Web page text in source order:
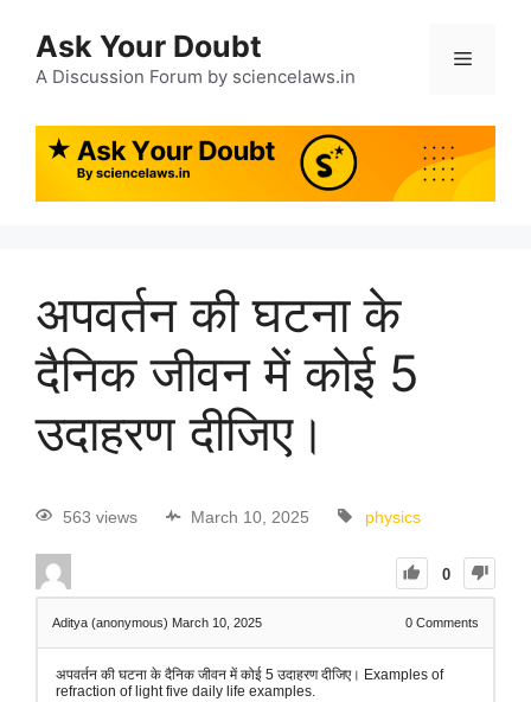
Ask Your Doubt
A Discussion Forum by sciencelaws.in
अपवर्तन की घटना के
दैनिक जीवन में कोई 5
उदाहरण दीजिए।
563 views March 10, 2025 physics
0
Aditya (anonymous) March 10, 2025 0 Comments
अपवर्तन की घटना के दैनिक जीवन में कोई 5 उदाहरण दीजिए। Examples of
refraction of light five daily life examples.